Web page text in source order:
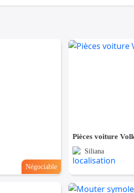
Négociable
Pièces voiture
Siliana